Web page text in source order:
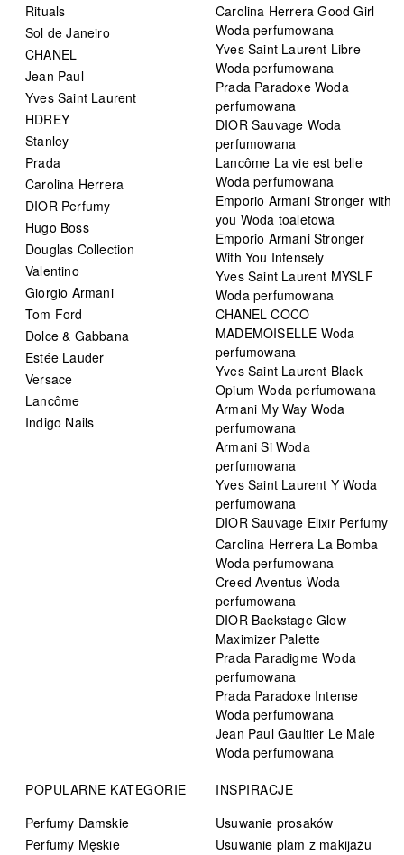
Rituals
Sol de Janeiro
CHANEL
Jean Paul
Yves Saint Laurent
HDREY
Stanley
Prada
Carolina Herrera
DIOR Perfumy
Hugo Boss
Douglas Collection
Valentino
Giorgio Armani
Tom Ford
Dolce & Gabbana
Estée Lauder
Versace
Lancôme
Indigo Nails
Carolina Herrera Good Girl
Woda perfumowana
Yves Saint Laurent Libre
Woda perfumowana
Prada Paradoxe Woda
perfumowana
DIOR Sauvage Woda
perfumowana
Lancôme La vie est belle
Woda perfumowana
Emporio Armani Stronger with
you Woda toaletowa
Emporio Armani Stronger
With You Intensely
Yves Saint Laurent MYSLF
Woda perfumowana
CHANEL COCO
MADEMOISELLE Woda
perfumowana
Yves Saint Laurent Black
Opium Woda perfumowana
Armani My Way Woda
perfumowana
Armani Si Woda
perfumowana
Yves Saint Laurent Y Woda
perfumowana
DIOR Sauvage Elixir Perfumy
Carolina Herrera La Bomba
Woda perfumowana
Creed Aventus Woda
perfumowana
DIOR Backstage Glow
Maximizer Palette
Prada Paradigme Woda
perfumowana
Prada Paradoxe Intense
Woda perfumowana
Jean Paul Gaultier Le Male
Woda perfumowana
POPULARNE KATEGORIE
Perfumy Damskie
Perfumy Męskie
INSPIRACJE
Usuwanie prosaków
Usuwanie plam z makijażu